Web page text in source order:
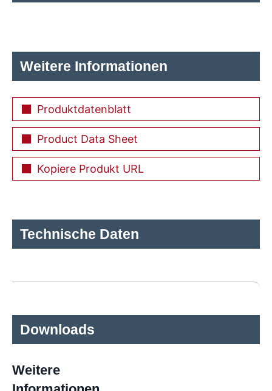
Weitere Informationen
Produktdatenblatt
Product Data Sheet
Kopiere Produkt URL
Technische Daten
Downloads
Weitere